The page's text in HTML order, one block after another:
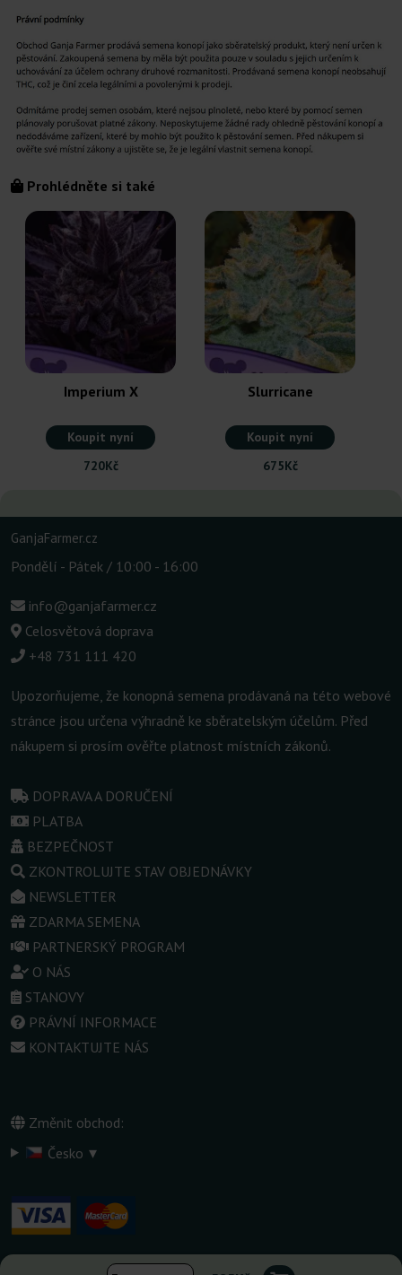
Prohlédněte si také
Imperium X
Koupit nyní
720Kč
Slurricane
Koupit nyní
675Kč
GanjaFarmer.cz
Pondělí - Pátek / 10:00 - 16:00
info@ganjafarmer.cz
Celosvětová doprava
+48 731 111 420
Upozorňujeme, že konopná semena prodávaná na této webové
stránce jsou určena výhradně ke sběratelským účelům. Před
nákupem si prosím ověřte platnost místních zákonů.
DOPRAVA A DORUČENÍ
PLATBA
BEZPEČNOST
ZKONTROLUJTE STAV OBJEDNÁVKY
NEWSLETTER
ZDARMA SEMENA
PARTNERSKÝ PROGRAM
O NÁS
STANOVY
PRÁVNÍ INFORMACE
KONTAKTUJTE NÁS
Změnit obchod:
Česko ▾